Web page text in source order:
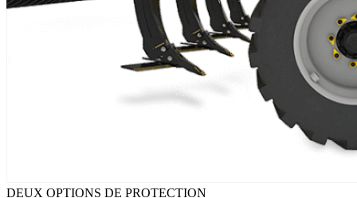
DEUX OPTIONS DE PROTECTION